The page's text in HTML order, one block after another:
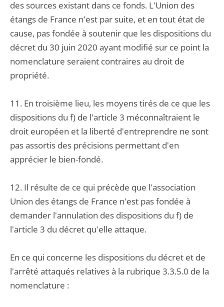
des sources existant dans ce fonds. L'Union des
étangs de France n'est par suite, et en tout état de
cause, pas fondée à soutenir que les dispositions du
décret du 30 juin 2020 ayant modifié sur ce point la
nomenclature seraient contraires au droit de
propriété.
11. En troisième lieu, les moyens tirés de ce que les
dispositions du f) de l'article 3 méconnaîtraient le
droit européen et la liberté d'entreprendre ne sont
pas assortis des précisions permettant d'en
apprécier le bien-fondé.
12. Il résulte de ce qui précède que l'association
Union des étangs de France n'est pas fondée à
demander l'annulation des dispositions du f) de
l'article 3 du décret qu'elle attaque.
En ce qui concerne les dispositions du décret et de
l'arrêté attaqués relatives à la rubrique 3.3.5.0 de la
nomenclature :